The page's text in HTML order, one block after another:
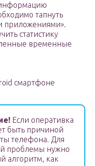
тапнуть
приложениями».
статистику
временные
смартфоне
Если оперативка
быть причиной
телефона. Для
проблемы нужно
алгоритм, как